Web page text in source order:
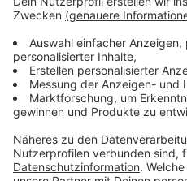
England
Portugal
Kroatien
Türkei